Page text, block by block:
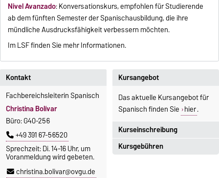
Nivel Avanzado: Konversationskurs, empfohlen für Studierende
ab dem fünften Semester der Spanischausbildung, die ihre
mündliche Ausdrucksfähigkeit verbessern möchten.
Im LSF finden Sie mehr Informationen.
Kontakt
Fachbereichsleiterin Spanisch
Christina Bolívar
Büro: G40-256
+49 391 67-56520
Sprechzeit: Di. 14-16 Uhr, um
Voranmeldung wird gebeten.
christina.bolivar@ovgu.de
Kurseinschreibung
Einschreibezeitraum:
Kursangebot
Das aktuelle Kursangebot für
Spanisch finden Sie hier.
Kursgebühren